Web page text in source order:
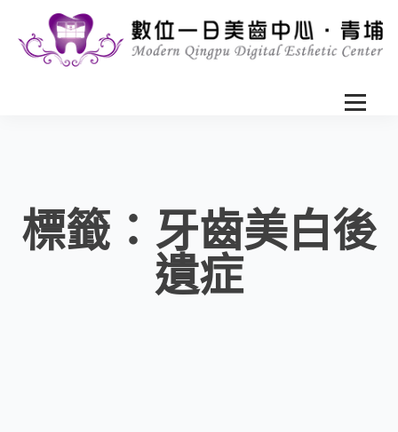
標籤：牙齒美白後
遺症